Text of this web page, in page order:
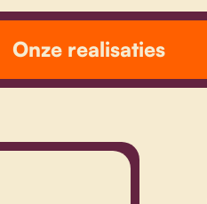
Onze realisaties